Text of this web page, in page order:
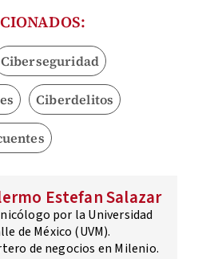
Ciberseguridad
Ciberdelitos
Estefan Salazar
por la Universidad
de México (UVM).
de negocios en Milenio.